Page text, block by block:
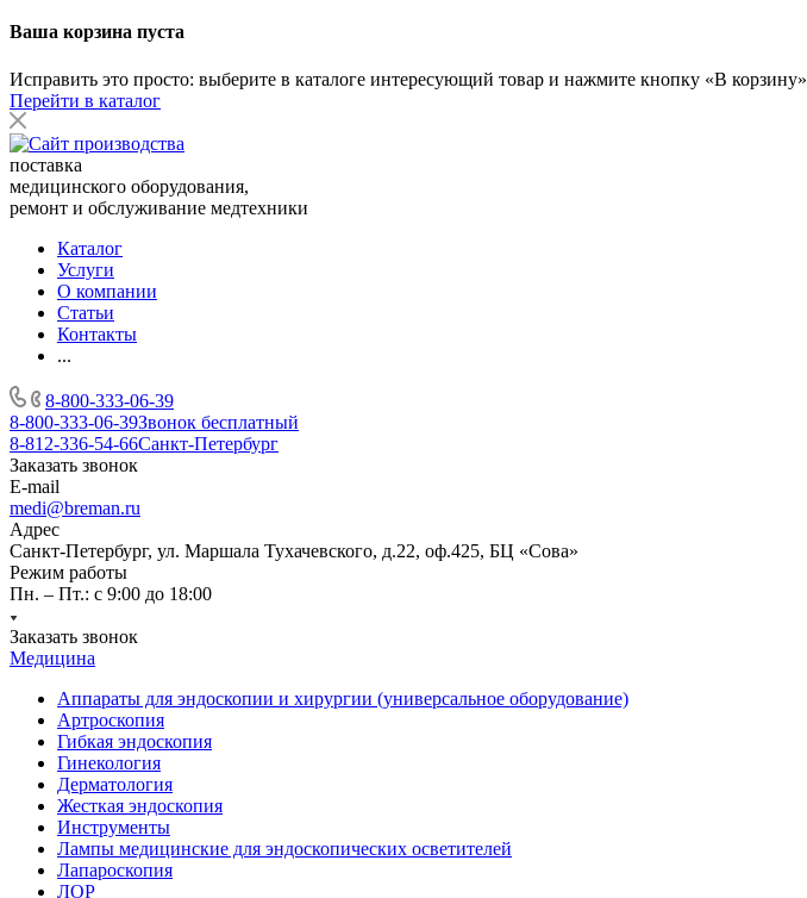
Ваша корзина пуста
Исправить это просто: выберите в каталоге интересующий товар и нажмите кнопку «В корзину»
Перейти в каталог
поставка
медицинского оборудования,
ремонт и обслуживание медтехники
Каталог
Услуги
О компании
Статьи
Контакты
...
8-800-333-06-39
8-800-333-06-39Звонок бесплатный
8-812-336-54-66Санкт-Петербург
Заказать звонок
E-mail
medi@breman.ru
Адрес
Санкт-Петербург, ул. Маршала Тухачевского, д.22, оф.425, БЦ «Сова»
Режим работы
Пн. – Пт.: с 9:00 до 18:00
Заказать звонок
Медицина
Аппараты для эндоскопии и хирургии (универсальное оборудование)
Артроскопия
Гибкая эндоскопия
Гинекология
Дерматология
Жесткая эндоскопия
Инструменты
Лампы медицинские для эндоскопических осветителей
Лапароскопия
ЛОР